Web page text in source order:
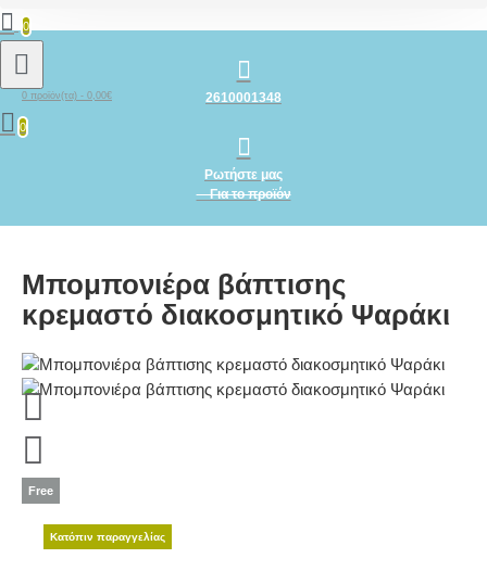
0
0 προϊόν(τα) - 0,00€
0
2610001348
Ρωτήστε μας
Για το προϊόν
Μπομπονιέρα βάπτισης
κρεμαστό διακοσμητικό Ψαράκι
Free
Κατόπιν παραγγελίας